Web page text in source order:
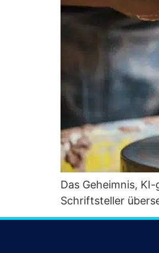
Das Geheim­nis,
Schrift­stel­ler